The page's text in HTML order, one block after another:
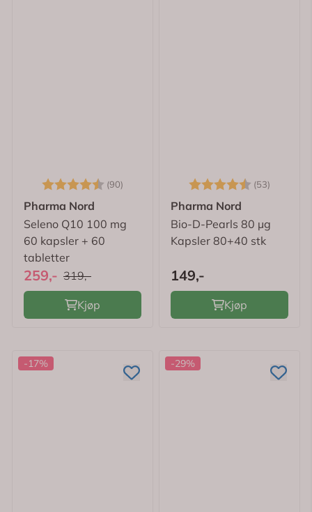
Karakter: (90)
4.6 av 5 mulige
Pharma Nord
Seleno Q10 100 mg
60 kapsler + 60
tabletter
259,- 319,-
Kjøp
Karakter: (53)
Pharma Nord
Bio-D-Pearls 80 µg
Kapsler 80+40 stk
149,-
Kjøp
-17% -29%